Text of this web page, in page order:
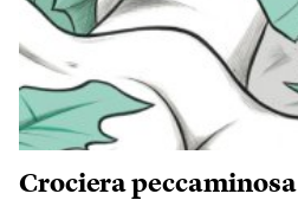
Crociera peccaminosa